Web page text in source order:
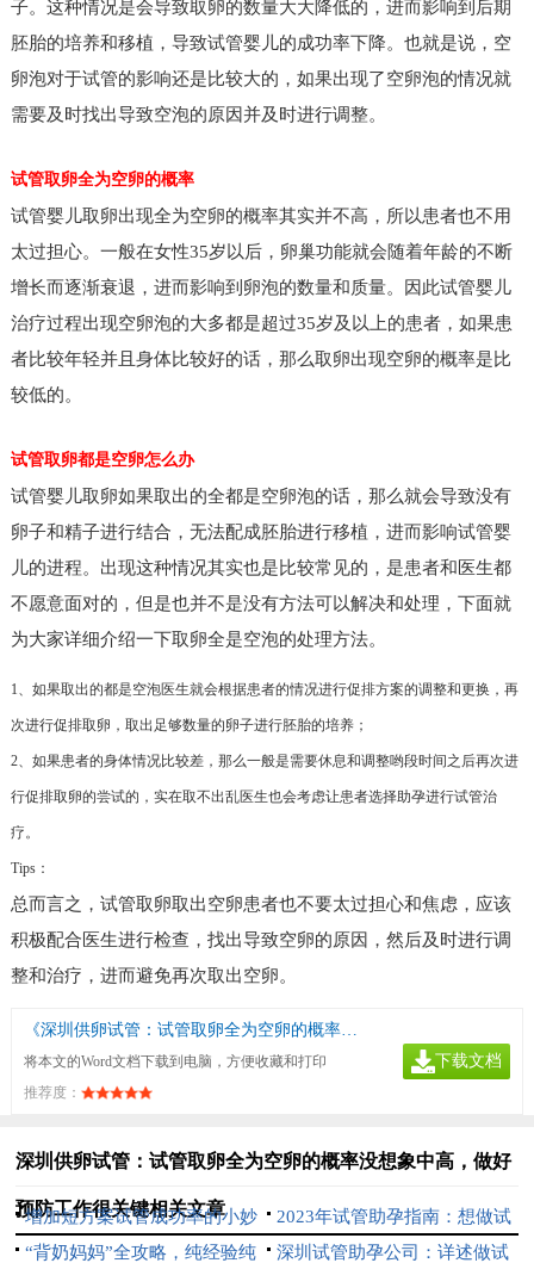
子。这种情况是会导致取卵的数量大大降低的，进而影响到后期
胚胎的培养和移植，导致试管婴儿的成功率下降。也就是说，空
卵泡对于试管的影响还是比较大的，如果出现了空卵泡的情况就
需要及时找出导致空泡的原因并及时进行调整。
试管取卵全为空卵的概率
试管婴儿取卵出现全为空卵的概率其实并不高，所以患者也不用
太过担心。一般在女性35岁以后，卵巢功能就会随着年龄的不断
增长而逐渐衰退，进而影响到卵泡的数量和质量。因此试管婴儿
治疗过程出现空卵泡的大多都是超过35岁及以上的患者，如果患
者比较年轻并且身体比较好的话，那么取卵出现空卵的概率是比
较低的。
试管取卵都是空卵怎么办
试管婴儿取卵如果取出的全都是空卵泡的话，那么就会导致没有
卵子和精子进行结合，无法配成胚胎进行移植，进而影响试管婴
儿的进程。出现这种情况其实也是比较常见的，是患者和医生都
不愿意面对的，但是也并不是没有方法可以解决和处理，下面就
为大家详细介绍一下取卵全是空泡的处理方法。
1、如果取出的都是空泡医生就会根据患者的情况进行促排方案的调整和更换，再
次进行促排取卵，取出足够数量的卵子进行胚胎的培养；
2、如果患者的身体情况比较差，那么一般是需要休息和调整哟段时间之后再次进
行促排取卵的尝试的，实在取不出乱医生也会考虑让患者选择助孕进行试管治
疗。
Tips：
总而言之，试管取卵取出空卵患者也不要太过担心和焦虑，应该
积极配合医生进行检查，找出导致空卵的原因，然后及时进行调
整和治疗，进而避免再次取出空卵。
《深圳供卵试管：试管取卵全为空卵的概率没想象中高，做好预防工作很关键》
将本文的Word文档下载到电脑，方便收藏和打印
推荐度：
下载文档
深圳供卵试管：试管取卵全为空卵的概率没想象中高，做好
预防工作很关键相关文章
增加短方案试管成功率的小妙
招，用过的人都说好
2023年试管助孕指南：想做试
管但不了解的患者赶紧收藏
“背奶妈妈”全攻略，纯经验纯
深圳试管助孕公司：详述做试